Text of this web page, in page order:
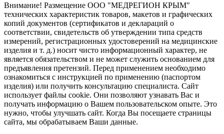
Внимание! Размещение ООО "МЕДРЕГИОН КРЫМ"
технических характеристик товаров, макетов и графических
копий документов (сертификатов и деклараций о
соответствии, свидетельств об утверждении типа средств
измерений, регистрационных удостоверений на медицинские
изделия и т. д.) носит чисто информационный характер, не
является обязательством и не может служить основанием для
предъявления претензий. Перед применением необходимо
ознакомиться с инструкцией по применению (паспортом
изделия) или получить консультацию специалиста. Сайт
использует файлы cookie. Они позволяют узнавать Вас и
получать информацию о Вашем пользовательском опыте. Это
нужно, чтобы улучшать сайт. Когда Вы посещаете страницы
сайта, мы обрабатываем Ваши данные.